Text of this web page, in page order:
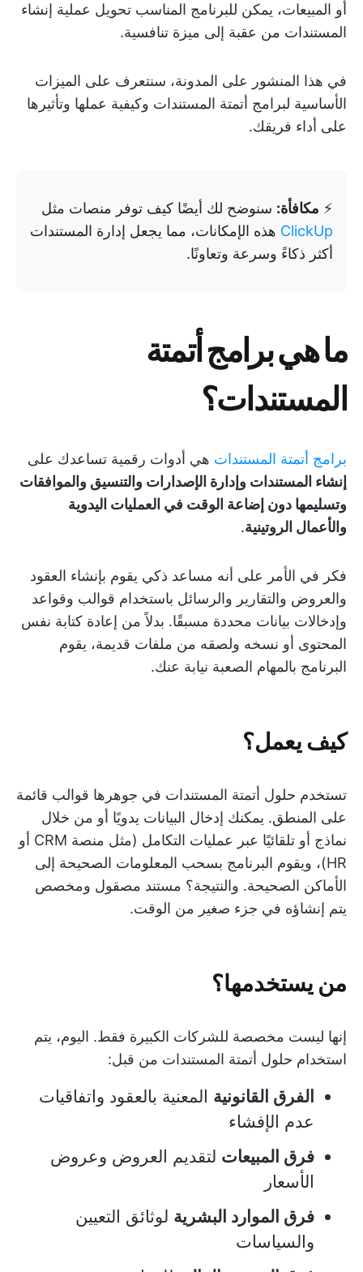
أو المبيعات، يمكن للبرنامج المناسب تحويل عملية إنشاء
المستندات من عقبة إلى ميزة تنافسية.
في هذا المنشور على المدونة، سنتعرف على الميزات
الأساسية لبرامج أتمتة المستندات وكيفية عملها وتأثيرها
على أداء فريقك.
⚡️ مكافأة: سنوضح لك أيضًا كيف توفر منصات مثل
ClickUp هذه الإمكانات، مما يجعل إدارة المستندات
أكثر ذكاءً وسرعة وتعاونًا.
ما هي برامج أتمتة
المستندات؟
برامج أتمتة المستندات هي أدوات رقمية تساعدك على
إنشاء المستندات وإدارة الإصدارات والتنسيق والموافقات
وتسليمها دون إضاعة الوقت في العمليات اليدوية
والأعمال الروتينية.
فكر في الأمر على أنه مساعد ذكي يقوم بإنشاء العقود
والعروض والتقارير والرسائل باستخدام قوالب وقواعد
وإدخالات بيانات محددة مسبقًا. بدلاً من إعادة كتابة نفس
المحتوى أو نسخه ولصقه من ملفات قديمة، يقوم
البرنامج بالمهام الصعبة نيابة عنك.
كيف يعمل؟
تستخدم حلول أتمتة المستندات في جوهرها قوالب قائمة
على المنطق. يمكنك إدخال البيانات يدويًا أو من خلال
نماذج أو تلقائيًا عبر عمليات التكامل (مثل منصة CRM أو
HR)، ويقوم البرنامج بسحب المعلومات الصحيحة إلى
الأماكن الصحيحة. والنتيجة؟ مستند مصقول ومخصص
يتم إنشاؤه في جزء صغير من الوقت.
من يستخدمها؟
إنها ليست مخصصة للشركات الكبيرة فقط. اليوم، يتم
استخدام حلول أتمتة المستندات من قبل:
الفرق القانونية المعنية بالعقود واتفاقيات
عدم الإفشاء
فرق المبيعات لتقديم العروض وعروض
الأسعار
فرق الموارد البشرية لوثائق التعيين
والسياسات